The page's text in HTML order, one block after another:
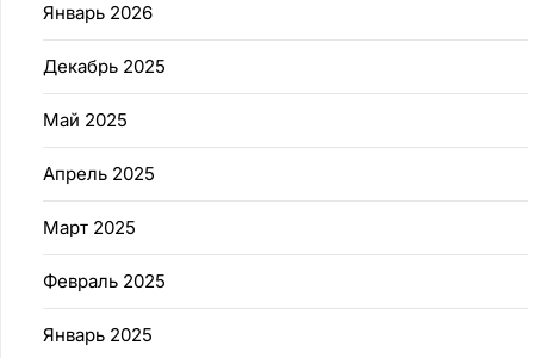
Январь 2026
Декабрь 2025
Май 2025
Апрель 2025
Март 2025
Февраль 2025
Январь 2025